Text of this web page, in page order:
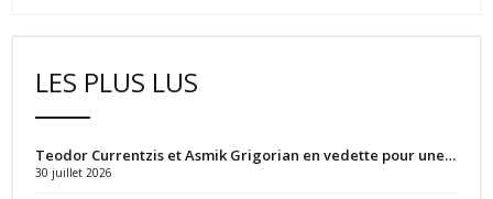
LES PLUS LUS
Teodor Currentzis et Asmik Grigorian en vedette pour une…
30 juillet 2026